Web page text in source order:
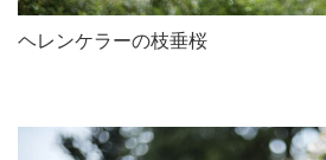
ヘレンケラーの枝垂桜